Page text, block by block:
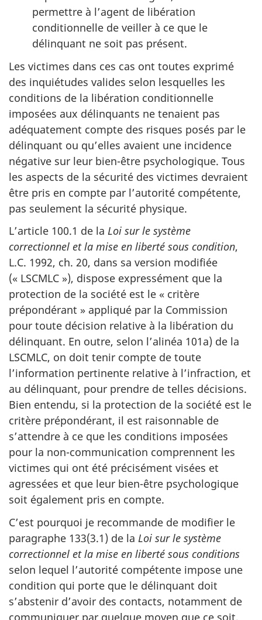
permettre à l’agent de libération
conditionnelle de veiller à ce que le
délinquant ne soit pas présent.
Les victimes dans ces cas ont toutes exprimé
des inquiétudes valides selon lesquelles les
conditions de la libération conditionnelle
imposées aux délinquants ne tenaient pas
adéquatement compte des risques posés par le
délinquant ou qu’elles avaient une incidence
négative sur leur bien-être psychologique. Tous
les aspects de la sécurité des victimes devraient
être pris en compte par l’autorité compétente,
pas seulement la sécurité physique.
L’article 100.1 de la Loi sur le système
correctionnel et la mise en liberté sous condition,
L.C. 1992, ch. 20, dans sa version modifiée
(« LSCMLC »), dispose expressément que la
protection de la société est le « critère
prépondérant » appliqué par la Commission
pour toute décision relative à la libération du
délinquant. En outre, selon l’alinéa 101a) de la
LSCMLC, on doit tenir compte de toute
l’information pertinente relative à l’infraction, et
au délinquant, pour prendre de telles décisions.
Bien entendu, si la protection de la société est le
critère prépondérant, il est raisonnable de
s’attendre à ce que les conditions imposées
pour la non-communication comprennent les
victimes qui ont été précisément visées et
agressées et que leur bien-être psychologique
soit également pris en compte.
C’est pourquoi je recommande de modifier le
paragraphe 133(3.1) de la Loi sur le système
correctionnel et la mise en liberté sous conditions
selon lequel l’autorité compétente impose une
condition qui porte que le délinquant doit
s’abstenir d’avoir des contacts, notamment de
communiquer par quelque moyen que ce soit,